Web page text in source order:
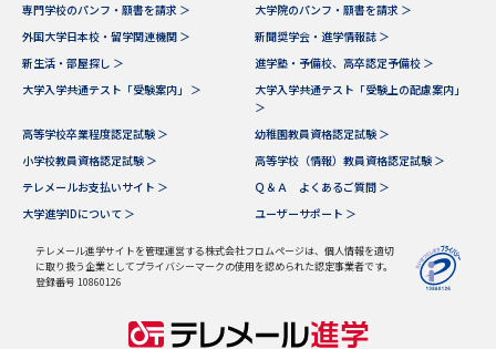
専門学校のパンフ・願書を請求 ＞
大学院のパンフ・願書を請求 ＞
外国大学日本校・留学関連機関 ＞
新聞奨学会・進学情報誌 ＞
新生活・部屋探し ＞
進学塾・予備校、高卒認定予備校 ＞
大学入学共通テスト「受験案内」 ＞
大学入学共通テスト「受験上の配慮案内」
＞
高等学校卒業程度認定試験 ＞
幼稚園教員資格認定試験 ＞
小学校教員資格認定試験 ＞
高等学校（情報）教員資格認定試験 ＞
テレメールお支払いサイト ＞
Ｑ＆Ａ よくあるご質問 ＞
大学進学IDについて ＞
ユーザーサポート ＞
テレメール進学サイトを管理運営する株式会社フロムページは、個人情報を適切
に取り扱う企業としてプライバシーマークの使用を認められた認定事業者です。
登録番号 10860126